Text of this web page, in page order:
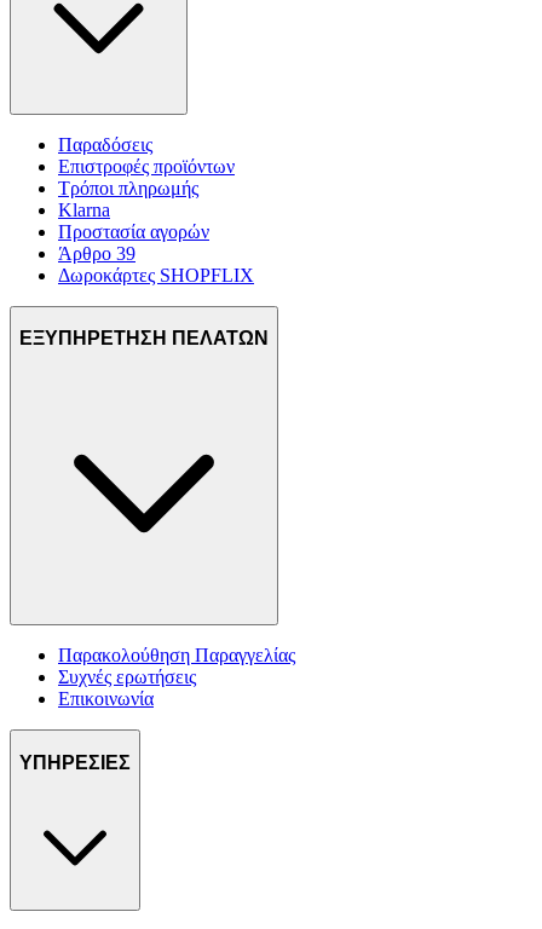
Παραδόσεις
Επιστροφές προϊόντων
Τρόποι πληρωμής
Klarna
Προστασία αγορών
Άρθρο 39
Δωροκάρτες SHOPFLIX
ΕΞΥΠΗΡΕΤΗΣΗ ΠΕΛΑΤΩΝ
Παρακολούθηση Παραγγελίας
Συχνές ερωτήσεις
Επικοινωνία
ΥΠΗΡΕΣΙΕΣ